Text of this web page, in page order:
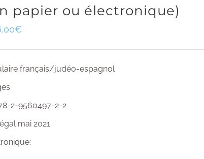
papier ou électronique)
€
français/judéo-espagnol
2-9560497-2-2
mai 2021